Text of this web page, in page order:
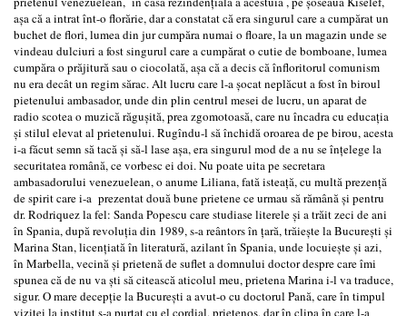
așa că a intrat înt-o florărie, dar a constatat că era singurul care a cumpărat un
buchet de flori, lumea din jur cumpăra numai o floare, la un magazin unde se
vindeau dulciuri a fost singurul care a cumpărat o cutie de bomboane, lumea
cumpăra o prăjitură sau o ciocolată, așa că a decis că înfloritorul comunism
nu era decât un regim sărac. Alt lucru care l-a șocat neplăcut a fost în biroul
pietenului ambasador, unde din plin centrul mesei de lucru, un aparat de
radio scotea o muzică răgușită, prea zgomotoasă, care nu încadra cu educația
şi stilul elevat al prietenului. Rugîndu-l să închidă oroarea de pe birou, acesta
i-a făcut semn să tacă și să-l lase așa, era singurul mod de a nu se înțelege la
securitatea română, ce vorbesc ei doi. Nu poate uita pe secretara
ambasadorului venezuelean, o anume Liliana, fată isteață, cu multă prezență
de spirit care i-a prezentat două bune prietene ce urmau să rămână și pentru
dr. Rodriquez la fel: Sanda Popescu care studiase literele și a trăit zeci de ani
în Spania, după revoluția din 1989, s-a reântors în țară, trăiește la București și
Marina Stan, licențiată în literatură, azilant în Spania, unde locuiește și azi,
în Marbella, vecină și prietenă de suflet a domnului doctor despre care îmi
spunea că de nu va ști să citească aticolul meu, prietena Marina i-l va traduce,
sigur. O mare decepție la București a avut-o cu doctorul Pană, care în timpul
vizitei la institut s-a purtat cu el cordial, prietenos, dar în clipa în care l-a